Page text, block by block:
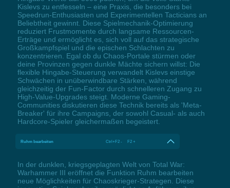
Kislevs zu entfesseln – eine Praxis, die besonders bei
Speedrun-Enthusiasten und Experimentellen Tacticians an
Beliebtheit gewinnt. Diese Spielmechanik-Optimierung
reduziert Frustmomente durch langsame Ressourcen-
Erträge und ermöglicht es, sich voll auf das strategische
Großkampfspiel und die epischen Schlachten zu
konzentrieren. Egal ob du Chaos-Portale stürmen oder
deine Provinzen gegen dunkle Mächte sichern willst: Die
flexible Hingabe-Steuerung verwandelt Kislevs einstige
Schwächen in unüberwindbare Stärken, während
gleichzeitig der Fun-Factor durch schnelleren Zugang zu
High-Value-Upgrades steigt. Moderne Gaming-
Communities diskutieren diese Technik bereits als 'Meta-
Breaker' für ihre Campaigns, der sowohl Casual- als auch
Hardcore-Spieler gleichermaßen begeistert.
Ruhm bearbeiten Ctrl+F2 - F2 +
In der dunklen, kriegsgeplagten Welt von Total War:
Warhammer III eröffnet die Funktion Ruhm bearbeiten
neue Möglichkeiten für Chaoskrieger-Strategen. Diese